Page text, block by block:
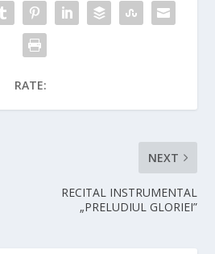
RATE:
NEXT
RECITAL INSTRUMENTAL
„PRELUDIUL GLORIEI”